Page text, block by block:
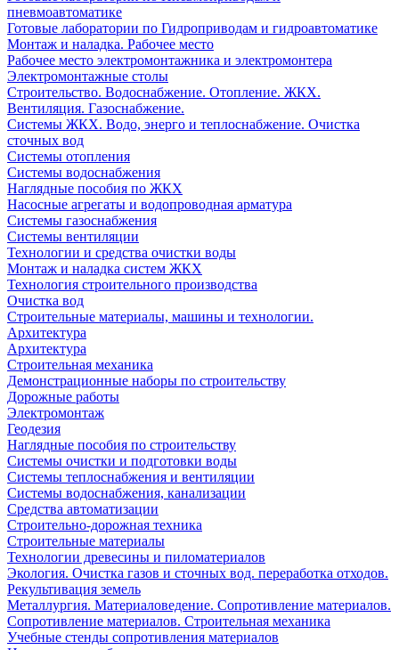
пневмоавтоматике
Готовые лаборатории по Гидроприводам и гидроавтоматике
Монтаж и наладка. Рабочее место
Рабочее место электромонтажника и электромонтера
Электромонтажные столы
Строительство. Водоснабжение. Отопление. ЖКХ.
Вентиляция. Газоснабжение.
Системы ЖКХ. Водо, энерго и теплоснабжение. Очистка
сточных вод
Системы отопления
Системы водоснабжения
Наглядные пособия по ЖКХ
Насосные агрегаты и водопроводная арматура
Системы газоснабжения
Системы вентиляции
Технологии и средства очистки воды
Монтаж и наладка систем ЖКХ
Технология строительного производства
Очистка вод
Строительные материалы, машины и технологии.
Архитектура
Архитектура
Cтроительная механика
Демонстрационные наборы по строительству
Дорожные работы
Электромонтаж
Геодезия
Наглядные пособия по строительству
Системы очистки и подготовки воды
Системы теплоснабжения и вентиляции
Системы водоснабжения, канализации
Средства автоматизации
Строительно-дорожная техника
Строительные материалы
Технологии древесины и пиломатериалов
Экология. Очистка газов и сточных вод. переработка отходов.
Рекультивация земель
Металлургия. Материаловедение. Сопротивление материалов.
Сопротивление материалов. Строительная механика
Учебные стенды сопротивления материалов